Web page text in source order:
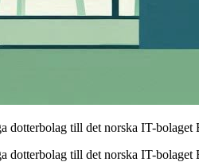
dotterbolag till det norska IT-
dotterbolag till det norska IT-